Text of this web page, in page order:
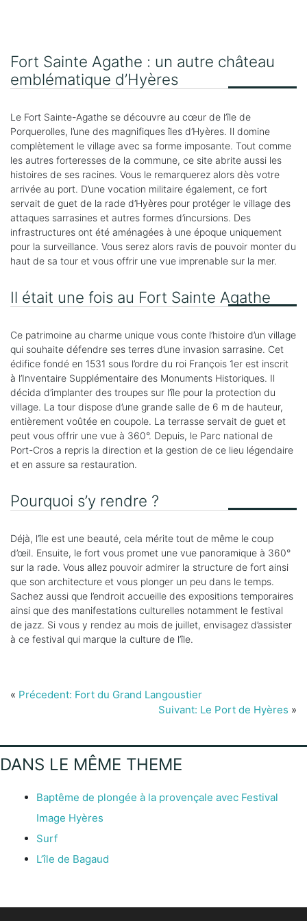
Fort Sainte Agathe : un autre château
emblématique d’Hyères
Le Fort Sainte-Agathe se découvre au cœur de l’île de
Porquerolles, l’une des magnifiques îles d’Hyères. Il domine
complètement le village avec sa forme imposante. Tout comme
les autres forteresses de la commune, ce site abrite aussi les
histoires de ses racines. Vous le remarquerez alors dès votre
arrivée au port. D’une vocation militaire également, ce fort
servait de guet de la rade d’Hyères pour protéger le village des
attaques sarrasines et autres formes d’incursions. Des
infrastructures ont été aménagées à une époque uniquement
pour la surveillance. Vous serez alors ravis de pouvoir monter du
haut de sa tour et vous offrir une vue imprenable sur la mer.
Il était une fois au Fort Sainte Agathe
Ce patrimoine au charme unique vous conte l’histoire d’un village
qui souhaite défendre ses terres d’une invasion sarrasine. Cet
édifice fondé en 1531 sous l’ordre du roi François 1er est inscrit
à l’Inventaire Supplémentaire des Monuments Historiques. Il
décida d’implanter des troupes sur l’île pour la protection du
village. La tour dispose d’une grande salle de 6 m de hauteur,
entièrement voûtée en coupole. La terrasse servait de guet et
peut vous offrir une vue à 360°. Depuis, le Parc national de
Port-Cros a repris la direction et la gestion de ce lieu légendaire
et en assure sa restauration.
Pourquoi s’y rendre ?
Déjà, l’île est une beauté, cela mérite tout de même le coup
d’œil. Ensuite, le fort vous promet une vue panoramique à 360°
sur la rade. Vous allez pouvoir admirer la structure de fort ainsi
que son architecture et vous plonger un peu dans le temps.
Sachez aussi que l’endroit accueille des expositions temporaires
ainsi que des manifestations culturelles notamment le festival
de jazz. Si vous y rendez au mois de juillet, envisagez d’assister
à ce festival qui marque la culture de l’île.
« Précedent: Fort du Grand Langoustier
Suivant: Le Port de Hyères »
DANS LE MÊME THEME
Baptême de plongée à la provençale avec Festival
Image Hyères
Surf
L’île de Bagaud